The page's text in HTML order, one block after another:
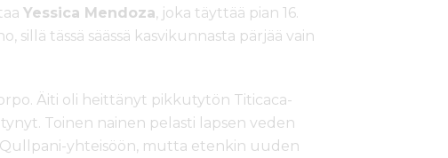
Yessica Mendoza, joka täyttää pian 16.
sillä tässä säässä kasvikunnasta pärjää vain
Äiti oli heittänyt pikkutytön Titicaca-
Toinen nainen pelasti lapsen veden
yhteisöön, mutta etenkin uuden